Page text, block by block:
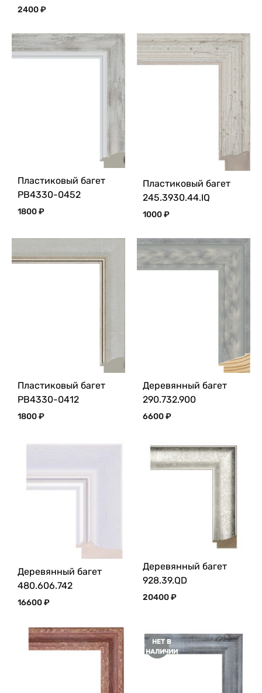
2400₽
Пластиковый багет
PB4330-0452
1800₽
Пластиковый багет
245.3930.44.IQ
1000₽
Пластиковый багет
PB4330-0412
1800₽
Деревянный багет
290.732.900
6600₽
Деревянный багет
480.606.742
16600₽
Деревянный багет
928.39.QD
20400₽
НЕТ В
НАЛИЧИИ